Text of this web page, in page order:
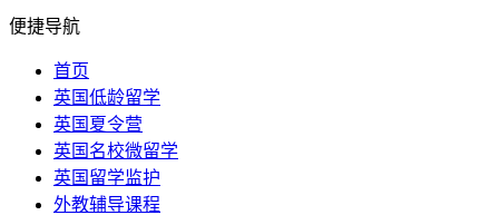
便捷导航
首页
英国低龄留学
英国夏令营
英国名校微留学
英国留学监护
外教辅导课程